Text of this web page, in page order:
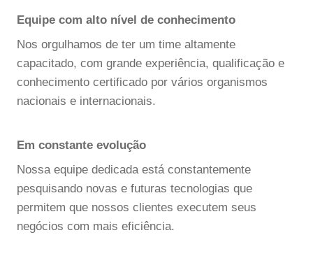
Equipe com alto nível de conhecimento
Nos orgulhamos de ter um time altamente
capacitado, com grande experiência, qualificação e
conhecimento certificado por vários organismos
nacionais e internacionais.
Em constante evolução
Nossa equipe dedicada está constantemente
pesquisando novas e futuras tecnologias que
permitem que nossos clientes executem seus
negócios com mais eficiência.